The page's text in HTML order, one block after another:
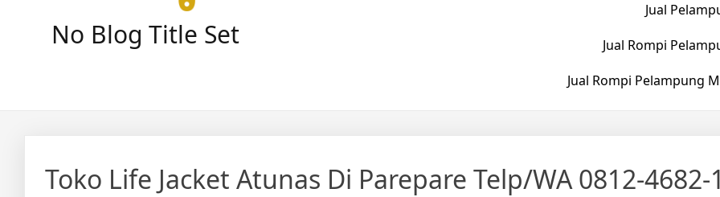
No Blog Title Set
Jual
Jual Rompi
Jual Rompi Pelampung
Toko Life Jacket Atunas Di Parepare Telp/WA 0812-4682-